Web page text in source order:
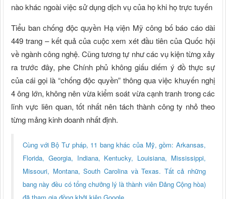
nào khác ngoài việc sử dụng dịch vụ của họ khi họ trực tuyến
Tiểu ban chống độc quyền Hạ viện Mỹ công bố báo cáo dài
449 trang – kết quả của cuộc xem xét đầu tiên của Quốc hội
về ngành công nghệ. Cũng tương tự như các vụ kiện từng xảy
ra trước đây, phe Chính phủ không giấu diếm ý đồ thực sự
của cái gọi là “chống độc quyền” thông qua việc khuyến nghị
4 ông lớn, không nên vừa kiểm soát vừa cạnh tranh trong các
lĩnh vực liên quan, tốt nhất nên tách thành công ty nhỏ theo
từng mảng kinh doanh nhất định.
Cùng với Bộ Tư pháp, 11 bang khác của Mỹ, gồm: Arkansas,
Florida, Georgia, Indiana, Kentucky, Louisiana, Mississippi,
Missouri, Montana, South Carolina và Texas. Tất cả những
bang này đều có tổng chưởng lý là thành viên Đảng Cộng hòa)